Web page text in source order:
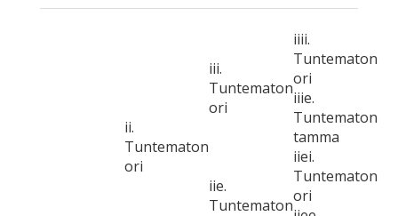
ii.
Tuntematon
ori
iii.
Tuntematon
ori
iiii.
Tuntematon
ori
iiie.
Tuntematon
tamma
iie.
Tuntematon
iiei.
Tuntematon
ori